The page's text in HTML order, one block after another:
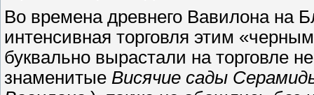
Во времена древнего Вавилона на
интенсивная торговля этим
буквально вырастали на торговле
знаменитые Висячие сады